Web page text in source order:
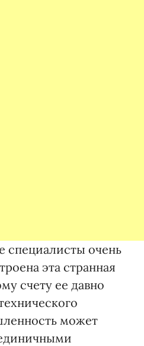
специалисты очень
эта странная
счету ее давно
может